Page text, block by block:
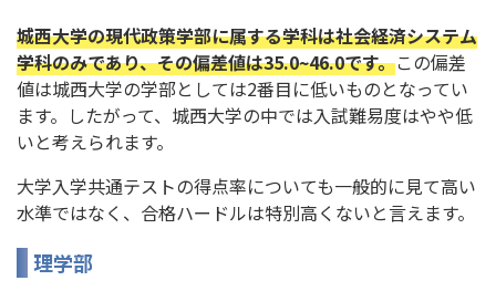
城西大学の現代政策学部に属する学科は社会経済システム
学科のみであり、その偏差値は35.0~46.0です。この偏差
値は城西大学の学部としては2番目に低いものとなってい
ます。したがって、城西大学の中では入試難易度はやや低
いと考えられます。
大学入学共通テストの得点率についても一般的に見て高い
水準ではなく、合格ハードルは特別高くないと言えます。
理学部